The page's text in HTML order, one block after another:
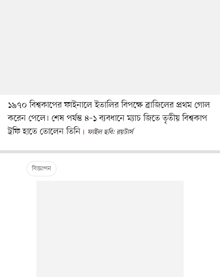
১৯৭০ বিশ্বকাপের ফাইনালে ইতালির বিপক্ষে ব্রাজিলের প্রথম গোল
করেন পেলে। শেষ পর্যন্ত ৪–১ ব্যবধানে ম্যাচ জিতে তৃতীয় বিশ্বকাপ
ট্রফি হাতে তোলেন তিনি
ফাইল ছবি: রয়টার্স